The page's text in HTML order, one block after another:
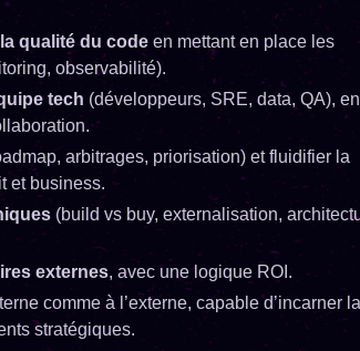
qualité du codeen mettant en place les
observabilité).
tech (développeurs, SRE, data, QA), en
arbitrages, priorisation) et fluidifier la
et business.
(build vs buy, externalisation,
externes, avec une logique ROI.
comme à l’externe, capable d’incarner la
stratégiques.